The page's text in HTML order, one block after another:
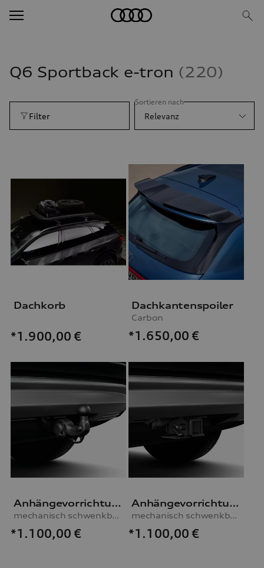
Q6 Sportback e-tron 220
Filter
Sortieren nach
Relevanz
Dachkorb
*1.900,00 €
Dachkantenspoiler
Carbon
*1.650,00 €
Anhängevorrichtung
mechanisch schwenkbar, inkl. E-Satz, ohne Anhängerassistent
*1.100,00 €
Anhängevorrichtung
mechanisch schwenkbar, inkl. E-Satz, ohne Anhängerassistent
*1.100,00 €